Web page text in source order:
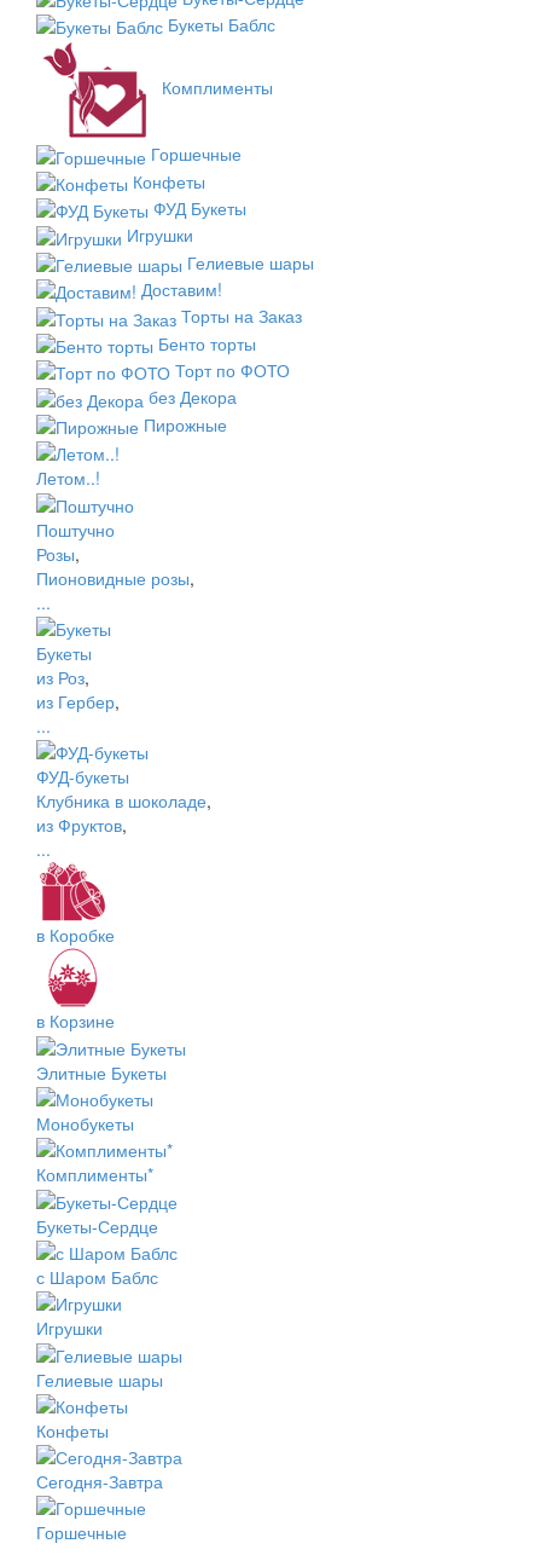
Букеты Баблс
Комплименты
Горшечные
Конфеты
ФУД Букеты
Игрушки
Гелиевые шары
Доставим!
Торты на Заказ
Бенто торты
Торт по ФОТО
без Декора
Пирожные
Летом..!
Поштучно
Розы,
Пионовидные розы,
...
Букеты
из Роз,
из Гербер,
...
ФУД-букеты
Клубника в шоколаде,
из Фруктов,
...
в Коробке
в Корзине
Элитные Букеты
Монобукеты
Комплименты*
Букеты-Сердце
с Шаром Баблс
Игрушки
Гелиевые шары
Конфеты
Сегодня-Завтра
Горшечные